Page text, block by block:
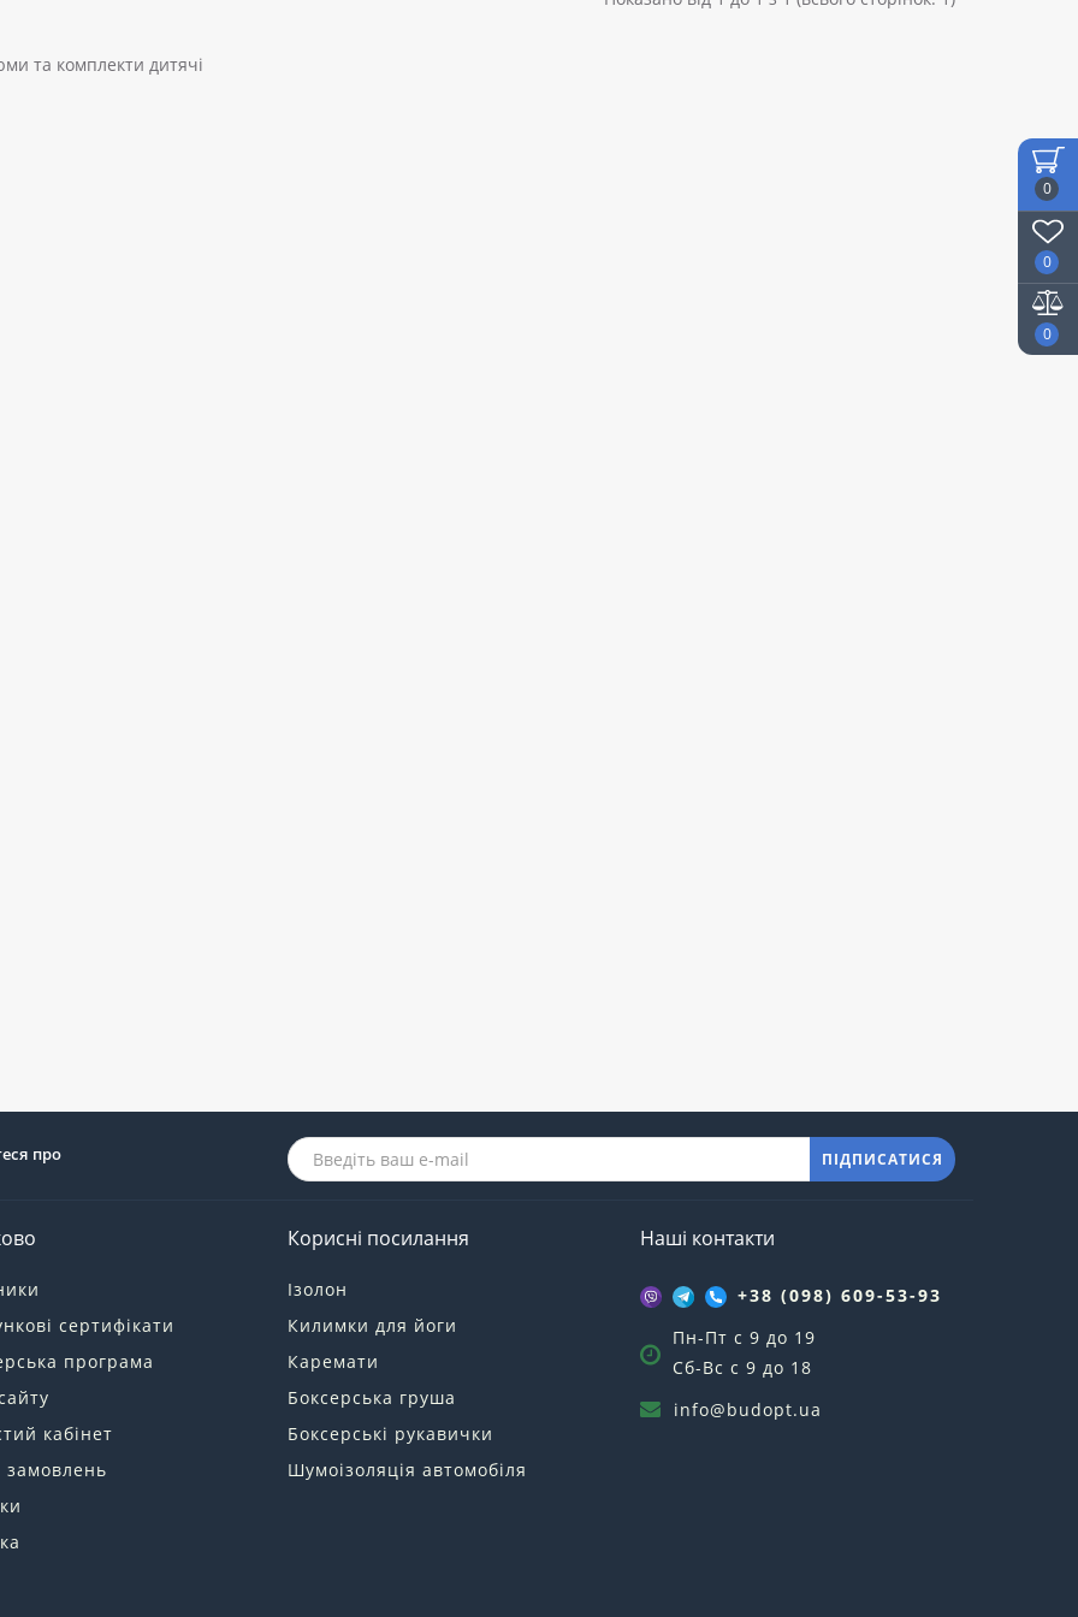
0
0
0
та комплекти дитячі
про
ПІДПИСАТИСЯ
сертифікати
програма
кабінет
замовлень
Корисні посилання
Ізолон
Килимки для йоги
Каремати
Боксерська груша
Боксерські рукавички
Шумоізоляція автомобіля
Наші контакти
+38 (098) 609-53-93
Пн-Пт с 9 до 19
Сб-Вс с 9 до 18
info@budopt.ua